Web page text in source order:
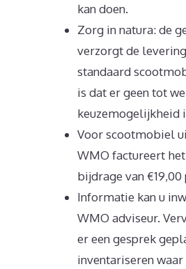
kan doen.
Zorg in natura: de
verzorgt de
standaard
is dat er geen tot
keuzemogelijkheid
Voor scootmobiel
WMO factureert het
bijdrage van €19,00
Informatie kan u
WMO adviseur.
er een gesprek
inventariseren